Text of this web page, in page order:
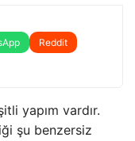
Reddit
yapım vardır.
şu benzersiz